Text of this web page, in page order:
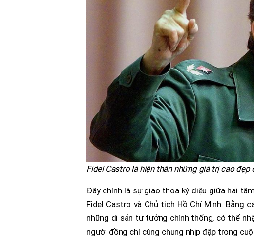
Fidel Castro là hiện thân những giá trị cao đẹp
Đây chính là sự giao thoa kỳ diệu giữa hai
Fidel Castro và Chủ tịch Hồ Chí Minh. Bằng
những di sản tư tưởng chính thống, có thể
người đồng chí cùng chung nhịp đập trong